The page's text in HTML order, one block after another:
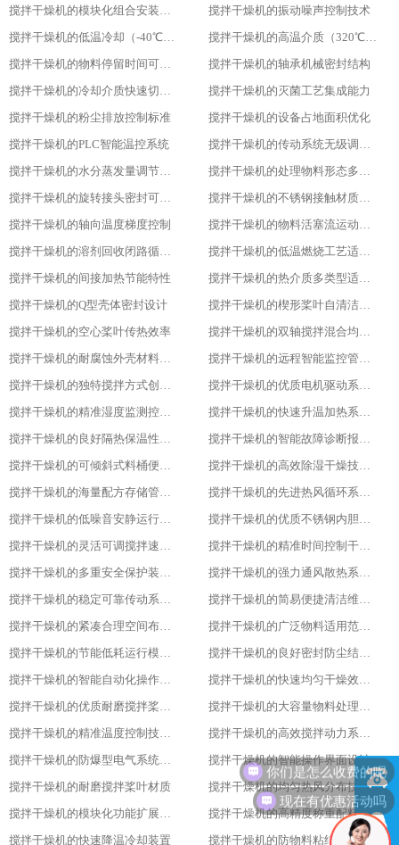
搅拌干燥机的模块化组合安装方式
搅拌干燥机的振动噪声控制技术
搅拌干燥机的低温冷却（-40℃）适用性
搅拌干燥机的高温介质（320℃）耐受性
搅拌干燥机的物料停留时间可调性
搅拌干燥机的轴承机械密封结构
搅拌干燥机的冷却介质快速切换设计
搅拌干燥机的灭菌工艺集成能力
搅拌干燥机的粉尘排放控制标准
搅拌干燥机的设备占地面积优化
搅拌干燥机的PLC智能温控系统
搅拌干燥机的传动系统无级调速功能
搅拌干燥机的水分蒸发量调节能力
搅拌干燥机的处理物料形态多样性
搅拌干燥机的旋转接头密封可靠性
搅拌干燥机的不锈钢接触材质防腐性
搅拌干燥机的轴向温度梯度控制
搅拌干燥机的物料活塞流运动特性
搅拌干燥机的溶剂回收闭路循环系统
搅拌干燥机的低温燃烧工艺适用性
搅拌干燥机的间接加热节能特性
搅拌干燥机的热介质多类型适配性
搅拌干燥机的Q型壳体密封设计
搅拌干燥机的楔形桨叶自清洁功能
搅拌干燥机的空心桨叶传热效率
搅拌干燥机的双轴搅拌混合均匀性
搅拌干燥机的耐腐蚀外壳材料选用
搅拌干燥机的远程智能监控管理能力
搅拌干燥机的独特搅拌方式创新设计
搅拌干燥机的优质电机驱动系统稳定性
搅拌干燥机的精准湿度监测控制功能
搅拌干燥机的快速升温加热系统优势
搅拌干燥机的良好隔热保温性能特点
搅拌干燥机的智能故障诊断报警系统
搅拌干燥机的可倾斜式料桶便利设计亮点
搅拌干燥机的高效除湿干燥技术应用
搅拌干燥机的海量配方存储管理能力
搅拌干燥机的先进热风循环系统设计
搅拌干燥机的低噪音安静运行表现特色
搅拌干燥机的优质不锈钢内胆材质优势
搅拌干燥机的灵活可调搅拌速度功能
搅拌干燥机的精准时间控制干燥策略
搅拌干燥机的多重安全保护装置配置
搅拌干燥机的强力通风散热系统功能
搅拌干燥机的稳定可靠传动系统性能
搅拌干燥机的简易便捷清洁维护方式
搅拌干燥机的紧凑合理空间布局设计
搅拌干燥机的广泛物料适用范围表现
搅拌干燥机的节能低耗运行模式特点
搅拌干燥机的良好密封防尘结构设计
搅拌干燥机的智能自动化操作流程设计
搅拌干燥机的快速均匀干燥效果呈现
搅拌干燥机的优质耐磨搅拌桨叶材质
搅拌干燥机的大容量物料处理能力优势
搅拌干燥机的精准温度控制技术亮点
搅拌干燥机的高效搅拌动力系统特性
搅拌干燥机的防爆型电气系统配置
搅拌干燥机的智能操作界面设计
搅拌干燥机的耐磨搅拌桨叶材质
搅拌干燥机的均匀热风分布技术
搅拌干燥机的模块化功能扩展设计
搅拌干燥机的高精度称重配料系统
搅拌干燥机的快速降温冷却装置
搅拌干燥机的防物料粘结内壁处理
现在有优惠活动吗